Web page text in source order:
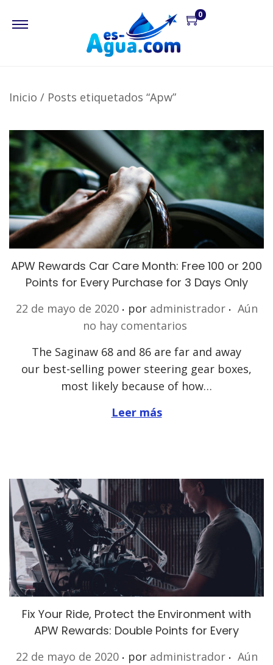
0
Inicio / Posts etiquetados “Apw”
APW Rewards Car Care Month: Free 100 or 200
Points for Every Purchase for 3 Days Only
P
l
22 de mayo de 2020 . por administrador . Aún
no hay comentarios
The Saginaw 68 and 86 are far and away
our best-selling power steering gear boxes,
most likely because of how…
Leer más
Fix Your Ride, Protect the Environment with
APW Rewards: Double Points for Every
P
22 de mayo de 2020 . por administrador . Aún